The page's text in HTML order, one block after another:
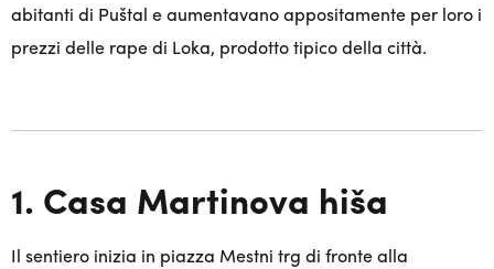
abitanti di Puštal e aumentavano appositamente per loro i
prezzi delle rape di Loka, prodotto tipico della città.
1. Casa Martinova hiša
Il sentiero inizia in piazza Mestni trg di fronte alla